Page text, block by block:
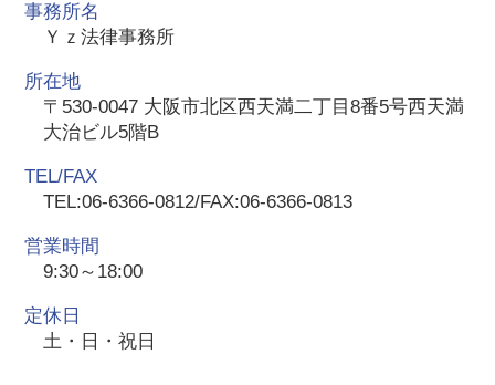
事務所名
Ｙｚ法律事務所
所在地
〒530-0047 大阪市北区西天満二丁目8番5号西天満
大治ビル5階B
TEL/FAX
TEL:06-6366-0812/FAX:06-6366-0813
営業時間
9:30～18:00
定休日
土・日・祝日